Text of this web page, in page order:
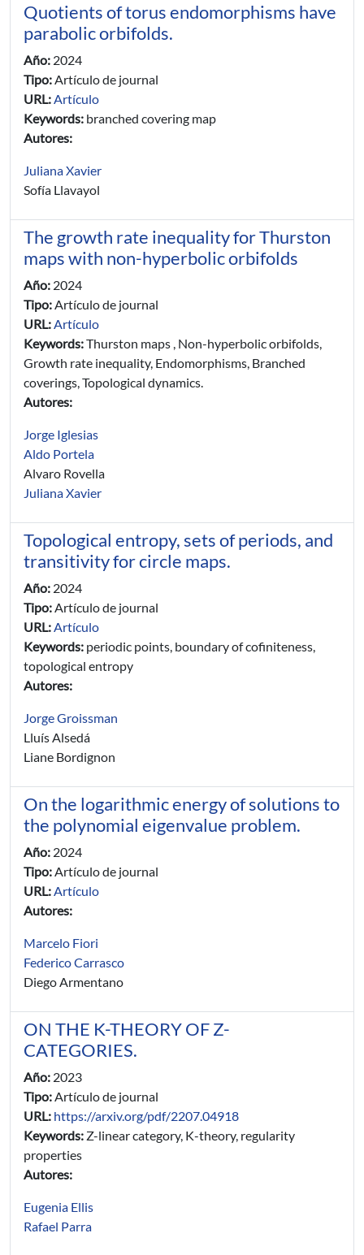
Quotients of torus endomorphisms have
parabolic orbifolds.
Año: 2024
Tipo:Artículo de journal
URL:Artículo
Keywords: branched covering map
Autores:
Juliana Xavier
Sofía Llavayol
The growth rate inequality for Thurston
maps with non-hyperbolic orbifolds
Año: 2024
Tipo:Artículo de journal
URL:Artículo
Keywords:Thurston maps , Non-hyperbolic orbifolds,
Growth rate inequality, Endomorphisms, Branched
coverings, Topological dynamics.
Autores:
Jorge Iglesias
Aldo Portela
Alvaro Rovella
Juliana Xavier
Topological entropy, sets of periods, and
transitivity for circle maps.
Año: 2024
Tipo:Artículo de journal
URL:Artículo
Keywords: periodic points, boundary of cofiniteness,
topological entropy
Autores:
Jorge Groissman
Lluís Alsedá
Liane Bordignon
On the logarithmic energy of solutions to
the polynomial eigenvalue problem.
Año: 2024
Tipo:Artículo de journal
URL:Artículo
Autores:
Marcelo Fiori
Federico Carrasco
Diego Armentano
ON THE K-THEORY OF Z-
CATEGORIES.
Año: 2023
Tipo:Artículo de journal
URL: https://arxiv.org/pdf/2207.04918
Keywords: Z-linear category, K-theory, regularity
properties
Autores:
Eugenia Ellis
Rafael Parra